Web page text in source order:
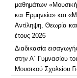
μαθημάτων
και Ερμηνεία» και
Αντίληψη, Θεωρία
έτους 2026
Διαδικασία
στην Α΄ Γυμνασίου
Μουσικού Σχολείου